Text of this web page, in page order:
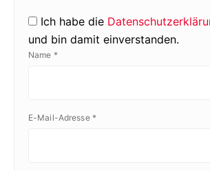
Ich habe die
und bin damit einverstanden.
Name *
E-Mail-Adresse *